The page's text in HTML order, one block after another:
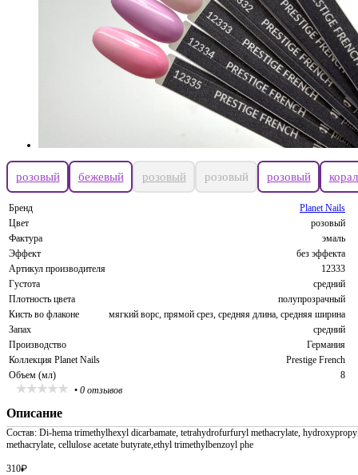
розовый бежевый розовый розовый розовый
Бренд
Planet Nails
Цвет
розовый
Фактура
эмаль
Эффект
без эффекта
Артикул производителя
12333
Густота
средний
Плотность цвета
полупрозрачный
Кисть во флаконе
мягкий ворс, прямой срез, средняя длина, средняя ширина
Запах
средний
Производство
Германия
Коллекция Planet Nails
Prestige French
Объем (мл)
8
• 0 отзывов
Описание
Состав: Di-hema trimethylhexyl dicarbamate, tetrahydrofurfuryl methacrylate,
methacrylate, cellulose acetate butyrate,ethyl trimethylbenzoyl phe
310₽